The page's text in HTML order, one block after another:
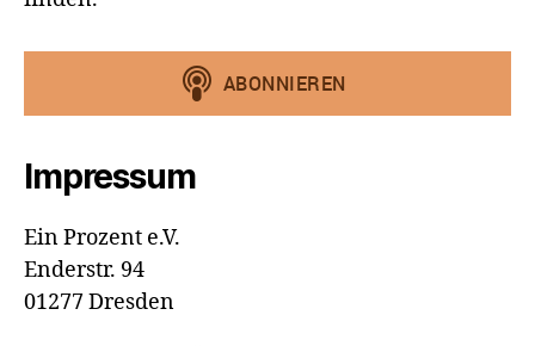
Impressum
Ein Prozent e.V.
Enderstr. 94
01277 Dresden